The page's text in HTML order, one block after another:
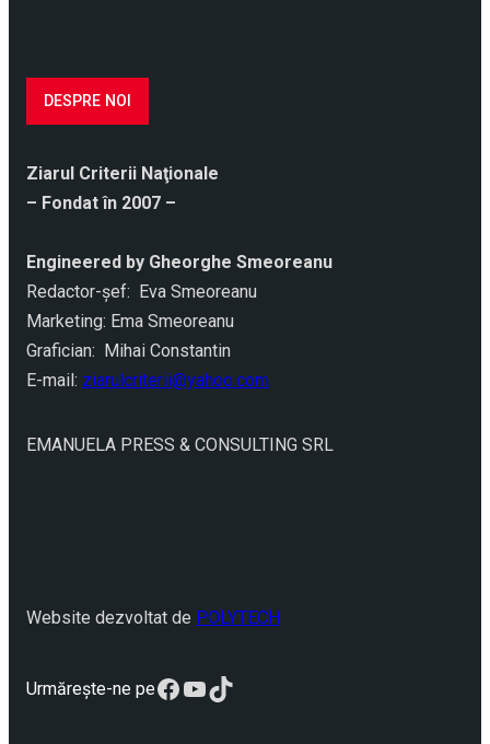
DESPRE NOI
Ziarul Criterii Naţionale
– Fondat în 2007 –
Engineered by Gheorghe Smeoreanu
Redactor-şef: Eva Smeoreanu
Marketing: Ema Smeoreanu
Grafician: Mihai Constantin
E-mail: ziarulcriterii@yahoo.com
EMANUELA PRESS & CONSULTING SRL
Website dezvoltat de POLYTECH
Urmărește-ne peFacebook
YouTube
TikTok